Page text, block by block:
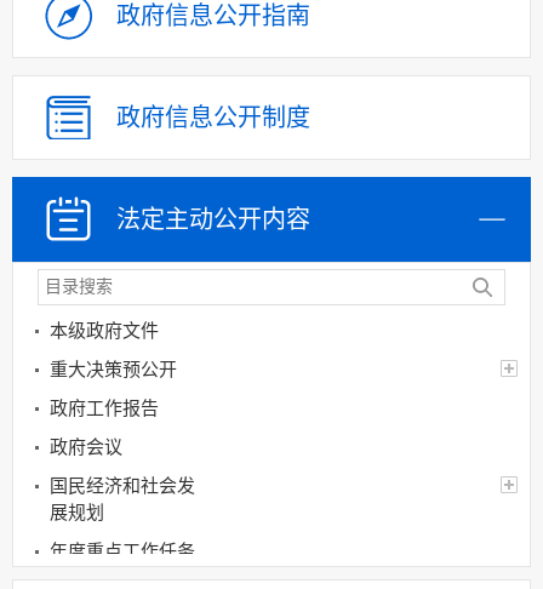
政府信息公开指南
政府信息公开制度
法定主动公开内容
本级政府文件
重大决策预公开
政府工作报告
政府会议
国民经济和社会发
展规划
年度重点工作任务
分解、执行及落实情况